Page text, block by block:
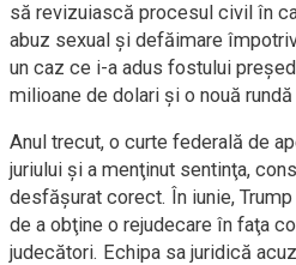
să revizuiască procesul civil în
abuz sexual şi defăimare
un caz ce i-a adus fostului
milioane de dolari şi o nouă
Anul trecut, o curte federală de
juriului şi a menţinut sentinţa,
desfăşurat corect. În iunie,
de a obţine o rejudecare în faţa
judecători. Echipa sa juridică